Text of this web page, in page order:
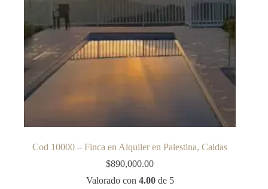
Cod 10000 – Finca en Alquiler en Palestina, Caldas
$890,000.00
Valorado con 4.00de 5